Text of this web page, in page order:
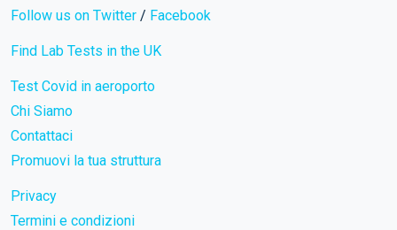
Follow us on Twitter / Facebook
Find Lab Tests in the UK
Test Covid in aeroporto
Chi Siamo
Contattaci
Promuovi la tua struttura
Privacy
Termini e condizioni